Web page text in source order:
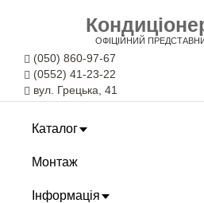
ОФІЦІЙНИЙ
(050) 860-97-67
(0552) 41-23-22
вул. Грецька, 41
Каталог
Монтаж
Інформація